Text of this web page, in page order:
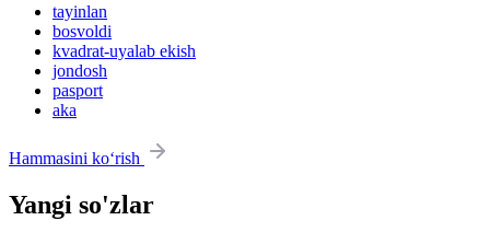
tayinlan
bosvoldi
kvadrat-uyalab ekish
jondosh
pasport
aka
Hammasini ko‘rish
Yangi so'zlar